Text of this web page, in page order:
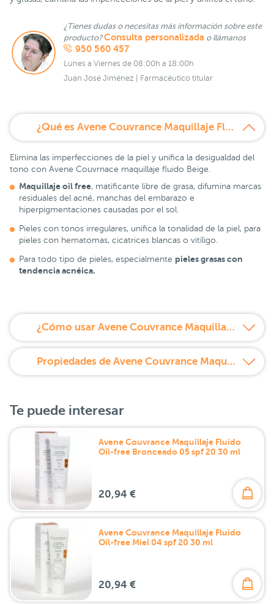
¿Tienes dudas o necesitas más información sobre este
producto?Consulta personalizada o llámanos
950 560 457
Lunes a Viernes de 08:00h a 18:00h
Juan José Jiménez | Farmacéutico titular
¿Qué es Avene Couvrance Maquillaje Fluido Oil-Free Beige 2.5 SPF 20 30 ml?
Elimina las imperfecciones de la piel y unifica la desigualdad del
tono con Avene Couvrnace maquillaje fluido Beige.
Maquillaje oil free, matificante libre de grasa, difumina marcas
residuales del acné, manchas del embarazo e
hiperpigmentaciones causadas por el sol.
Pieles con tonos irregulares, unifica la tonalidad de la piel, para
pieles con hematomas, cicatrices blancas o vitíligo.
Para todo tipo de pieles, especialmente pieles grasas con
tendencia acnéica.
¿Cómo usar Avene Couvrance Maquillaje Fluido Oil-Free Beige 2.5 SPF 20 30 ml?
Propiedades de Avene Couvrance Maquillaje Fluido Oil-Free Beige 2.5 SPF 20 30 ml
Te puede interesar
Avene Couvrance Maquillaje Fluido
Oil-free Bronceado 05 spf 20 30 ml
20,94 €
Avene Couvrance Maquillaje Fluido
Oil-free Miel 04 spf 20 30 ml
20,94 €